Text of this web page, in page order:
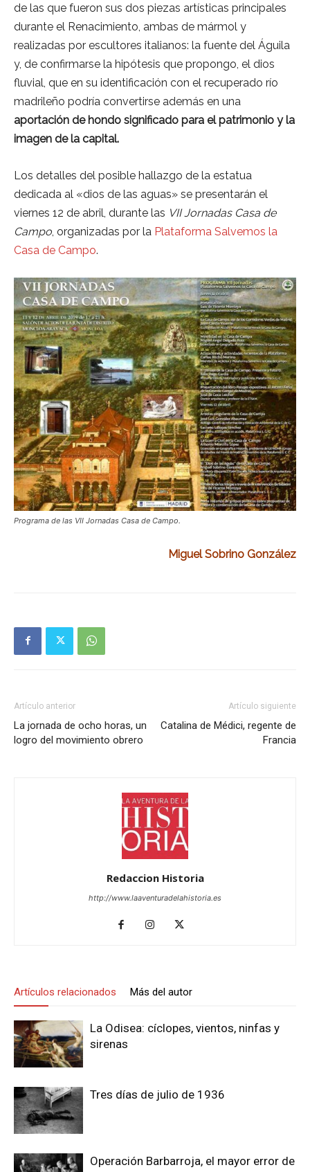
de las que fueron sus dos piezas artísticas principales
durante el Renacimiento, ambas de mármol y
realizadas por escultores italianos: la fuente del Águila
y, de confirmarse la hipótesis que propongo, el dios
fluvial, que en su identificación con el recuperado río
madrileño podría convertirse además en una
aportación de hondo significado para el patrimonio y la
imagen de la capital.
Los detalles del posible hallazgo de la estatua
dedicada al «dios de las aguas» se presentarán el
viernes 12 de abril, durante las VII Jornadas Casa de
Campo, organizadas por la Plataforma Salvemos la
Casa de Campo.
Programa de las VII Jornadas Casa de Campo.
Miguel Sobrino González
Artículo anterior
La jornada de ocho horas, un
logro del movimiento obrero
Artículo siguiente
Catalina de Médici, regente de
Francia
Redaccion Historia
http://www.laaventuradelahistoria.es
Artículos relacionados Más del autor
La Odisea: cíclopes, vientos, ninfas y
sirenas
Tres días de julio de 1936
Operación Barbarroja, el mayor error de